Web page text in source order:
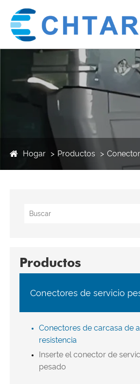
Hogar Productos
Productos
Conectores de servicio
Conectores de carcasa de
resistencia
Inserte el conector de
pesado